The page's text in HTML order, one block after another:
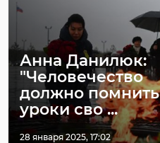
Анна Данилюк:
"Человечество
должно помнить
уроки сво ...
28 января 2025, 17:02